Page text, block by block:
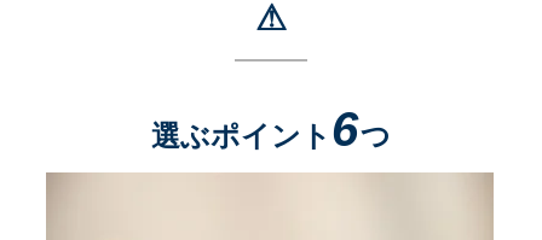
⚠
選ぶポイント 6つ